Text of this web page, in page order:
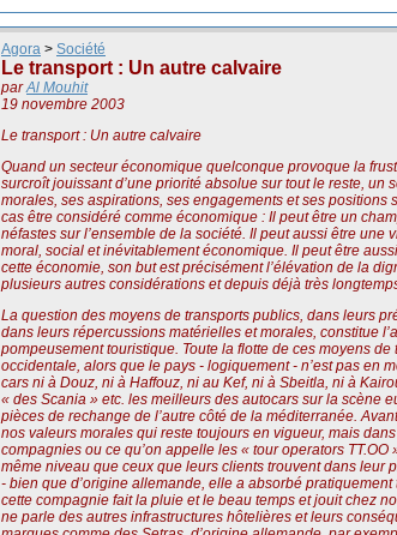
Agora > Société
Le transport : Un autre calvaire
parAl Mouhit
19 novembre 2003
Le transport : Un autre calvaire
Quand un secteur économique quelconque provoque la
surcroît jouissant d’une priorité absolue sur tout le reste,
morales, ses aspirations, ses engagements et ses
cas être considéré comme économique : Il peut être un
néfastes sur l’ensemble de la société. Il peut aussi être
moral, social et inévitablement économique. Il peut être
cette économie, son but est précisément l’élévation de la
plusieurs autres considérations et depuis déjà très
La question des moyens de transports publics, dans leurs
dans leurs répercussions matérielles et morales, constitue
pompeusement touristique. Toute la flotte de ces moyens
occidentale, alors que le pays - logiquement - n’est pas en
cars ni à Douz, ni à Haffouz, ni au Kef, ni à Sbeitla, ni à
« des Scania » etc. les meilleurs des autocars sur la scène
pièces de rechange de l’autre côté de la méditerranée.
nos valeurs morales qui reste toujours en vigueur, mais
compagnies ou ce qu’on appelle les « tour operators
même niveau que ceux que leurs clients trouvent dans leur
- bien que d’origine allemande, elle a absorbé
cette compagnie fait la pluie et le beau temps et jouit chez
ne parle des autres infrastructures hôtelières et leurs